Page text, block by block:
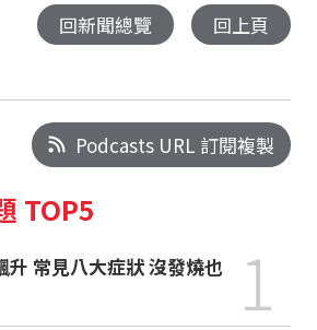
回新聞總覽 回上頁
Podcasts URL 訂閱複製
TOP5
1